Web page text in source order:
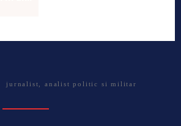
jurnalist, analist politic si militar